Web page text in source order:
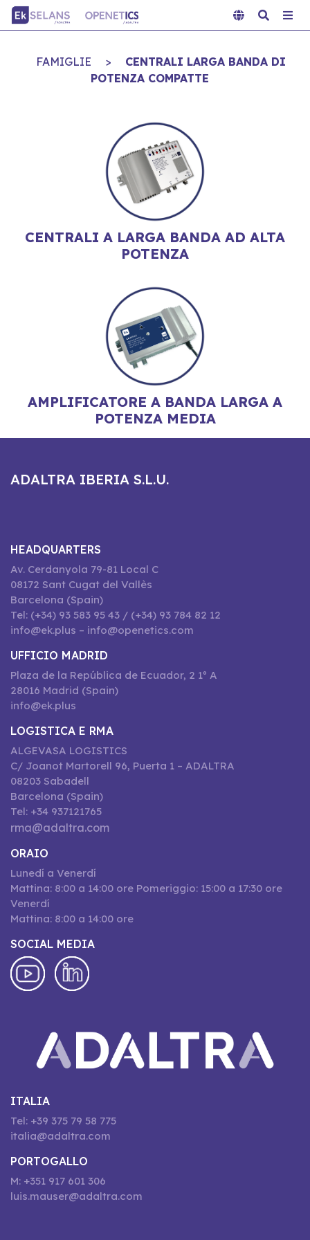
FAMIGLIE >
CENTRALI LARGA BANDA DI
POTENZA COMPATTE
CENTRALI A LARGA BANDA AD ALTA
POTENZA
AMPLIFICATORE A BANDA LARGA A
POTENZA MEDIA
ADALTRA IBERIA S.L.U.
HEADQUARTERS
Av. Cerdanyola 79-81 Local C
08172 Sant Cugat del Vallès
Barcelona (Spain)
Tel: (+34) 93 583 95 43 / (+34) 93 784 82 12
info@ek.plus – info@openetics.com
UFFICIO MADRID
Plaza de la República de Ecuador, 2 1º A
28016 Madrid (Spain)
info@ek.plus
LOGISTICA E RMA
ALGEVASA LOGISTICS
C/ Joanot Martorell 96, Puerta 1 – ADALTRA
08203 Sabadell
Barcelona (Spain)
Tel: +34 937121765
rma@adaltra.com
ORAIO
Lunedí a Venerdí
Mattina: 8:00 a 14:00 ore Pomeriggio: 15:00 a 17:30 ore
Venerdí
Mattina: 8:00 a 14:00 ore
SOCIAL MEDIA
ITALIA
Tel: +39 375 79 58 775
italia@adaltra.com
PORTOGALLO
M: +351 917 601 306
luis.mauser@adaltra.com